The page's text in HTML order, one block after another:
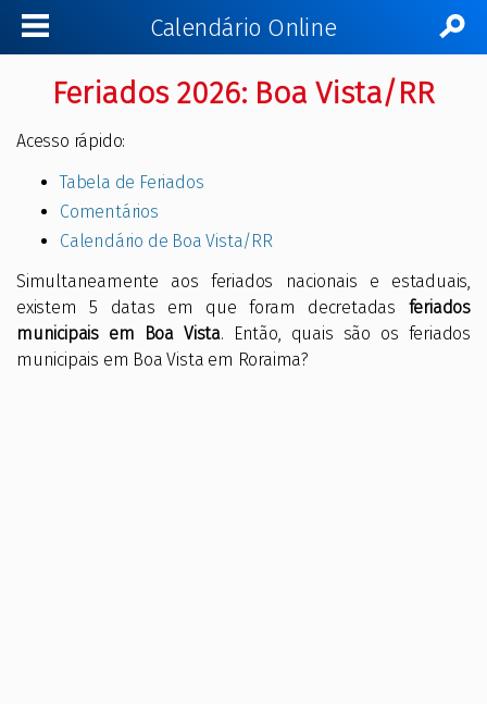
Calendário Online
Feriados 2026: Boa Vista/RR
Acesso rápido:
Tabela de Feriados
Comentários
Calendário de Boa Vista/RR
Simultaneamente aos feriados nacionais e estaduais,
existem 5 datas em que foram decretadas feriados
municipais em Boa Vista. Então, quais são os feriados
municipais em Boa Vista em Roraima?